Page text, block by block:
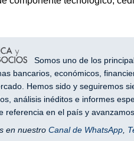
Somos uno de los
bancarios, económicos,
Hemos sido y seguiremos
análisis inéditos e informes
referencia en el país y
en nuestro Canal de WhatsApp,